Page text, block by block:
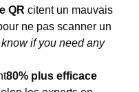
QR citent un mauvais
ne pas scanner un
if you need any
80% plus efficace